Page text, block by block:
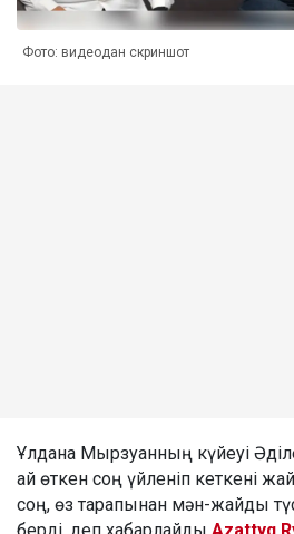
Фото: видеодан скриншот
Ұлдана Мырзуанның күйеуі
ай өткен соң үйленіп кеткені
соң, өз тарапынан мән-жайды